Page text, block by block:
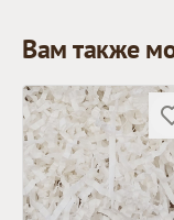
Вам также